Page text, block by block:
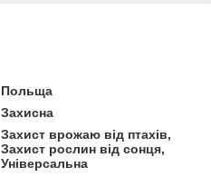
Польща
Захисна
Захист врожаю від птахів,
Захист рослин від сонця,
Універсальна